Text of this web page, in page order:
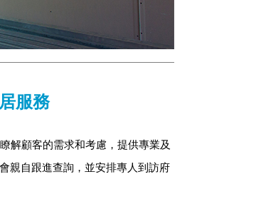
服務
解顧客的需求和考慮，提供專業及
親自跟進查詢，並安排專人到訪府